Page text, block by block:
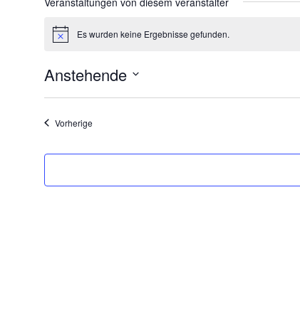
HinweisEs wurden keine Ergebnisse gefunden.
Anstehende
VorherigeVeranstaltungen